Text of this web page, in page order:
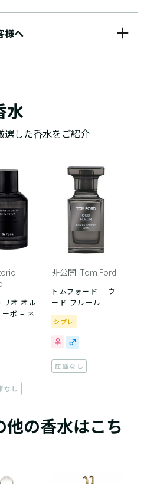
様へ
水
選した香水をご紹介
リオ オル
ーボ – ネ
なし
非公開: Tom Ford
トムフォード – ウ
ード フルール
シプレ
在庫なし
他の香水はこち